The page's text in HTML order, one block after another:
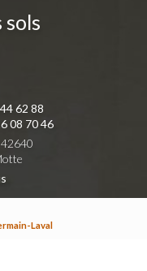
sols
62 88
08 70 46
Laval